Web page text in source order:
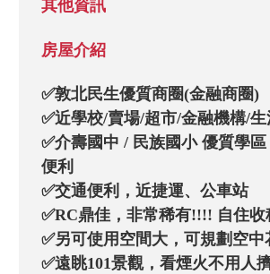
其他資訊
房屋介紹
✅敦北民生優質商圈(金融商圈)
✅近學校/賣場/超市/金融機構/
✅介壽國中 / 民族國小 優質學
便利
✅交通便利，近捷運、公車站
✅RC鼎佳，非常稀有!!!! 自住收
✅另可使用空間大，可規劃空中
✅遠眺101景觀，看煙火不用人